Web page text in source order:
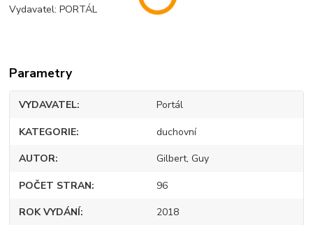
Vydavatel: PORTÁL
Parametry
VYDAVATEL Portál
KATEGORIE duchovní
AUTOR Gilbert, Guy
POČET STRAN 96
ROK VYDÁNÍ 2018